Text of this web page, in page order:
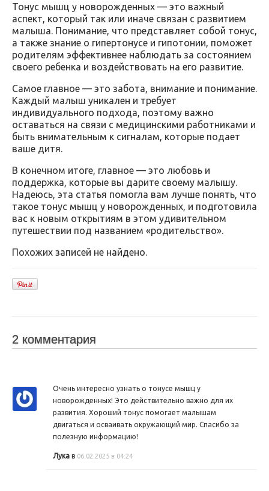
Тонус мышц у новорожденных — это важный
аспект, который так или иначе связан с развитием
малыша. Понимание, что представляет собой тонус,
а также знание о гипертонусе и гипотонии, поможет
родителям эффективнее наблюдать за состоянием
своего ребенка и воздействовать на его развитие.
Самое главное — это забота, внимание и понимание.
Каждый малыш уникален и требует
индивидуального подхода, поэтому важно
оставаться на связи с медицинскими работниками и
быть внимательным к сигналам, которые подает
ваше дитя.
В конечном итоге, главное — это любовь и
поддержка, которые вы дарите своему малышу.
Надеюсь, эта статья помогла вам лучше понять, что
такое тонус мышц у новорожденных, и подготовила
вас к новым открытиям в этом удивительном
путешествии под названием «родительство».
Похожих записей не найдено.
2 комментария
Очень интересно узнать о тонусе мышц у
новорожденных! Это действительно важно для их
развития. Хороший тонус помогает малышам
двигаться и осваивать окружающий мир. Спасибо за
полезную информацию!
Лука в 06.02.2025 в 04:24